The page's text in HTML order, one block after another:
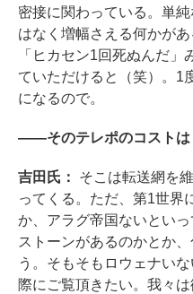
密接に関わっている。単
はなく増幅さえる何かが
「ヒカセン1回死ぬんだ
ていただけると（笑）。1
になるので。
――そのテレポのコストは
吉田氏： そこは転送網を
ってくる。ただ、第1世界
か、アラグ帝国ないとい
ストーンがあるのかとか
う。そもそもロウェナい
際にご覧頂きたい。我々